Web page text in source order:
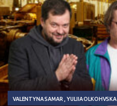
VALENTYNA SAMAR YULIIA OLKOHVSKA